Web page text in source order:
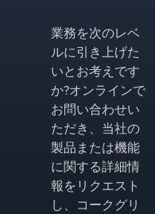
業務を次のレベ
ルに引き上げた
いとお考えです
か?オンラインで
お問い合わせい
ただき、当社の
製品または機能
に関する詳細情
報をリクエスト
し、コークグリ